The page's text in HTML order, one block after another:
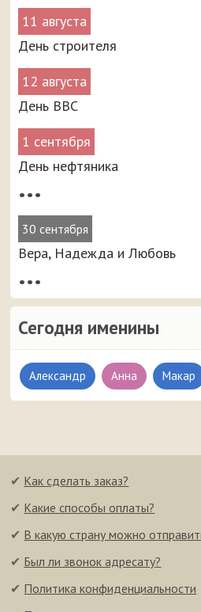
11 августа
День строителя
12 августа
День ВВС
1 сентября
День нефтяника
•••
30 сентября
Вера, Надежда и Любовь
•••
Сегодня именины
Александр Анна Макар
✔ Как сделать заказ?
✔ Какие способы оплаты?
✔ В какую страну можно
✔ Был ли звонок адресату?
✔ Политика конфиденциальности